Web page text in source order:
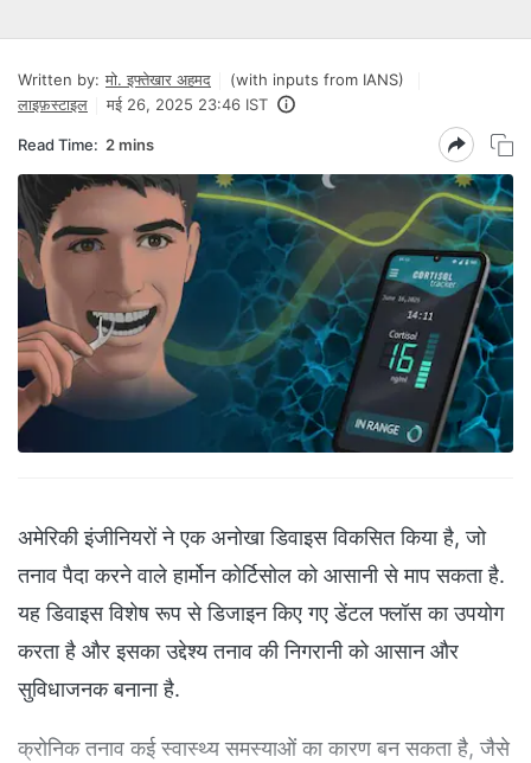
Written by: मो. इफ्तेखार अहमद
(with inputs from IANS)
लाइफ़स्टाइल
मई 26, 2025 23:46 IST
Read Time: 2 mins
अमेरिकी इंजीनियरों ने एक अनोखा डिवाइस विकसित किया है, जो
तनाव पैदा करने वाले हार्मोन कोर्टिसोल को आसानी से माप सकता है.
यह डिवाइस विशेष रूप से डिजाइन किए गए डेंटल फ्लॉस का उपयोग
करता है और इसका उद्देश्य तनाव की निगरानी को आसान और
सुविधाजनक बनाना है.
क्रोनिक तनाव कई स्वास्थ्य समस्याओं का कारण बन सकता है, जैसे